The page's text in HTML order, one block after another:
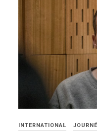
INTERNATIONAL